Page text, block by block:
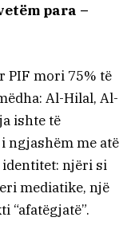
para –
PIF mori 75% të
Al-Hilal, Al-
ishte të
ngjashëm me atë
identitet: njëri si
mediatike, një
“afatëgjatë”.